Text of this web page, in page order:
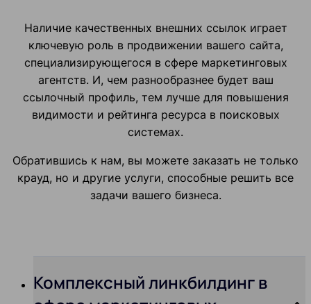
Наличие качественных внешних ссылок играет
ключевую роль в продвижении вашего сайта,
специализирующегося в сфере маркетинговых
агентств. И, чем разнообразнее будет ваш
ссылочный профиль, тем лучше для повышения
видимости и рейтинга ресурса в поисковых
системах.
Обратившись к нам, вы можете заказать не только
крауд, но и другие услуги, способные решить все
задачи вашего бизнеса.
Комплексный линкбилдинг в